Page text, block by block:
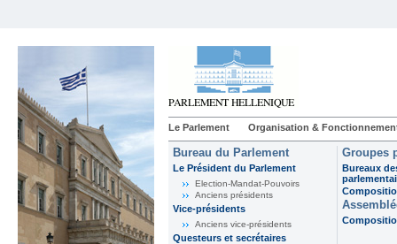
Le Parlement Organisation &
Bureau du Parlement
Le Président du Parlement
Election-Mandat-Pouvoirs
Anciens présidents
Vice-présidents
Anciens vice-présidents
Questeurs et secrétaires
Groupes
Bureaux